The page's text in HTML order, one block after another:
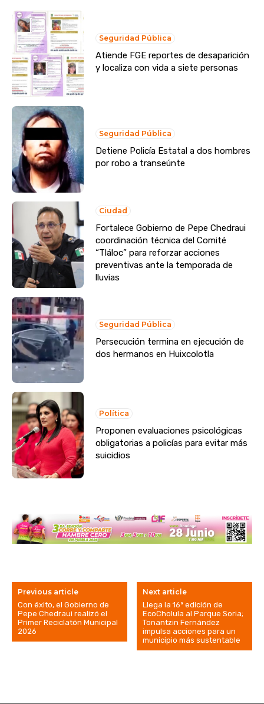
Seguridad Pública
Atiende FGE reportes de desaparición
y localiza con vida a siete personas
Seguridad Pública
Detiene Policía Estatal a dos hombres
por robo a transeúnte
Ciudad
Fortalece Gobierno de Pepe Chedraui
coordinación técnica del Comité
“Tláloc” para reforzar acciones
preventivas ante la temporada de
lluvias
Seguridad Pública
Persecución termina en ejecución de
dos hermanos en Huixcolotla
Política
Proponen evaluaciones psicológicas
obligatorias a policías para evitar más
suicidios
Previous article
Con éxito, el Gobierno de
Pepe Chedraui realizó el
Primer Reciclatón Municipal
2026
Next article
Llega la 16ª edición de
EcoCholula al Parque Soria;
Tonantzin Fernández
impulsa acciones para un
municipio más sustentable